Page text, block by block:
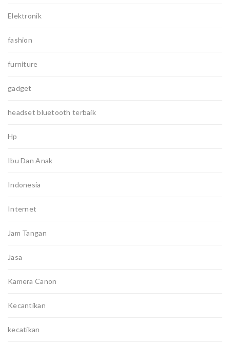
Elektronik
fashion
furniture
gadget
headset bluetooth terbaik
Hp
Ibu Dan Anak
Indonesia
Internet
Jam Tangan
Jasa
Kamera Canon
Kecantikan
kecatikan